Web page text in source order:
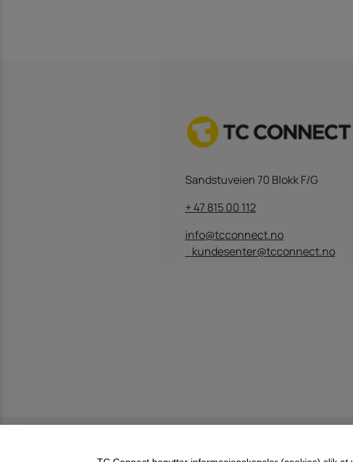
Sandstuveien 70 Blokk F/G
+ 47 815 00 112
info@tcconnect.no
kundesenter@tcconnect.no